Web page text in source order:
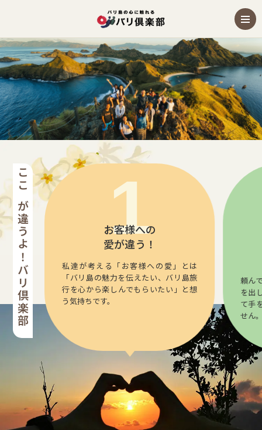
バリ島のお祈り体験ツアー
ここが違うよ！バリ倶楽部
お客様への
愛が違う！
私達が考える「お客様への愛」とは
「バリ島の魅力を伝えたい、バリ島旅
行を心から楽しんでもらいたい」と想
う気持ちです。
頼ん
を出
て手
せん